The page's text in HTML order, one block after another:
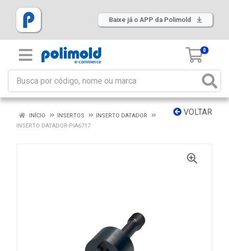
Baixe já o APP da Polimold
0
VOLTAR
INÍCIO INSERTOS
INSERTO DATADOR
INSERTO DATADOR-PIA6717